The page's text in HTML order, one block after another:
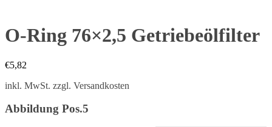
O-Ring 76×2,5 Getriebeölfilter
€5,82
inkl. MwSt. zzgl. Versandkosten
Abbildung Pos.5